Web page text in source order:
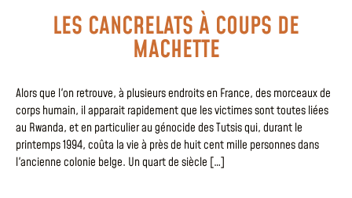
LES CANCRELATS À COUPS DE
MACHETTE
Alors que l'on retrouve, à plusieurs endroits en France, des morceaux de
corps humain, il apparait rapidement que les victimes sont toutes liées
au Rwanda, et en particulier au génocide des Tutsis qui, durant le
printemps 1994, coûta la vie à près de huit cent mille personnes dans
l'ancienne colonie belge. Un quart de siècle […]